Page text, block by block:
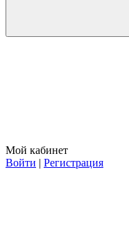
Мой кабинет
Войти | Регистрация